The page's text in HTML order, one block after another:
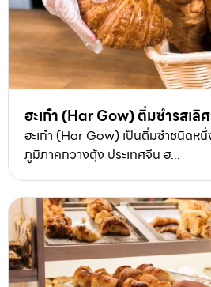
ฮะเก๋า (Har Gow) ติ่มซำรสเลิ
ฮะเก๋า (Har Gow) เป็นติ่มซำชนิดห
ภูมิภาคกวางตุ้ง ประเทศจีน ฮ...